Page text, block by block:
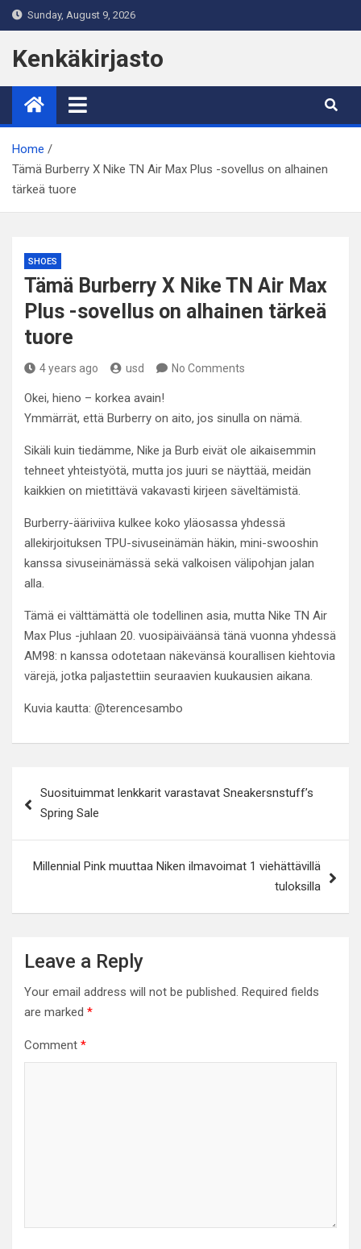
Skip
to
content
Sunday, August 9, 2026
Kenkäkirjasto
Home
Tämä Burberry X Nike TN Air Max Plus -sovellus on alhainen
tärkeä tuore
SHOES
Tämä Burberry X Nike TN Air Max
Plus -sovellus on alhainen tärkeä
tuore
4 years ago usd No Comments
Okei, hieno – korkea avain!
Ymmärrät, että Burberry on aito, jos sinulla on nämä.
Sikäli kuin tiedämme, Nike ja Burb eivät ole aikaisemmin
tehneet yhteistyötä, mutta jos juuri se näyttää, meidän
kaikkien on mietittävä vakavasti kirjeen säveltämistä.
Burberry-ääriviiva kulkee koko yläosassa yhdessä
allekirjoituksen TPU-sivuseinämän häkin, mini-swooshin
kanssa sivuseinämässä sekä valkoisen välipohjan jalan
alla.
Tämä ei välttämättä ole todellinen asia, mutta Nike TN Air
Max Plus -juhlaan 20. vuosipäiväänsä tänä vuonna yhdessä
AM98: n kanssa odotetaan näkevänsä kourallisen kiehtovia
värejä, jotka paljastettiin seuraavien kuukausien aikana.
Kuvia kautta: @terencesambo
navigation
Suosituimmat lenkkarit varastavat Sneakersnstuff’s
Spring Sale
Millennial Pink muuttaa Niken ilmavoimat 1 viehättävillä
tuloksilla
Leave a Reply
Your email address will not be published. Required fields
are marked *
Comment *